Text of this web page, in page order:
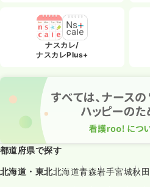
ナスカレ/
ナスカレPlus+
都道府県で探す
北海道・東北北海道青森岩手宮城秋田